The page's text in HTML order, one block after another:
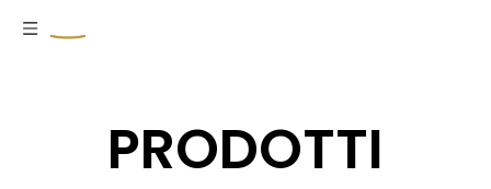
PRODOTTI